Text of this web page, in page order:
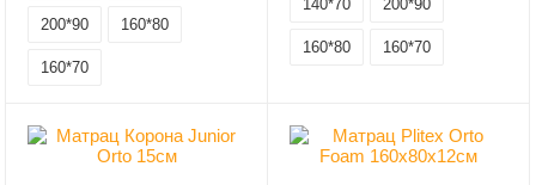
200*90 160*80
160*70
140*70 200*90
160*80 160*70